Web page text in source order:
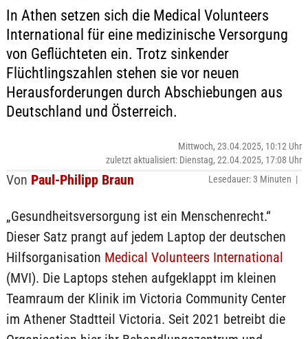
In Athen setzen sich die Medical Volunteers
International für eine medizinische Versorgung
von Geflüchteten ein. Trotz sinkender
Flüchtlingszahlen stehen sie vor neuen
Herausforderungen durch Abschiebungen aus
Deutschland und Österreich.
Von Paul-Philipp Braun
Mittwoch, 23.04.2025, 10:12 Uhr
zuletzt aktualisiert: Dienstag, 22.04.2025, 17:08 Uhr
Lesedauer: 3 Minuten |
„Gesundheitsversorgung ist ein Menschenrecht.“
Dieser Satz prangt auf jedem Laptop der deutschen
Hilfsorganisation Medical Volunteers International
(MVI). Die Laptops stehen aufgeklappt im kleinen
Teamraum der Klinik im Victoria Community Center
im Athener Stadtteil Victoria. Seit 2021 betreibt die